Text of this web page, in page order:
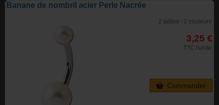
Banane de nombril acier Perle Nacrée
2 tailles - 2 couleurs
3,25 €
TTC l'unite
Commander